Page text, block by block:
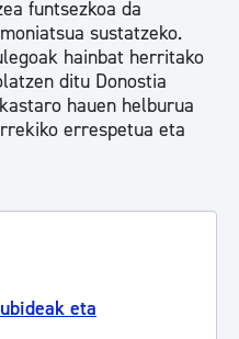
funtsezkoa da
sustatzeko.
hainbat herritako
ditu Donostia
hauen helburua
errespetua eta
eta